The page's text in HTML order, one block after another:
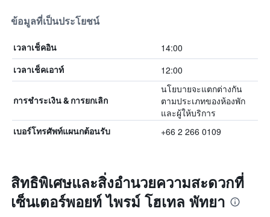
ข้อมูลที่เป็นประโยชน์
เวลาเช็คอิน 14:00
เวลาเช็คเอาท์ 12:00
การชำระเงิน & การยกเลิก
นโยบายจะแตกต่างกัน
ตามประเภทของห้องพัก
และผู้ให้บริการ
เบอร์โทรศัพท์แผนกต้อนรับ +66 2 266 0109
สิทธิพิเศษและสิ่งอำนวยความสะดวกที่
เซ็นเตอร์พอยท์ ไพรม์ โฮเทล พัทยา